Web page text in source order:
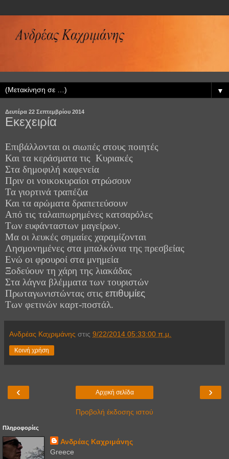
▼
Δευτέρα 22 Σεπτεμβρίου 2014
Εκεχειρία
Επιβάλλονται οι σιωπές στους ποιητές
Και τα κεράσματα τις Κυριακές
Στα δημοφιλή καφενεία
Πριν οι νοικοκυραίοι στρώσουν
Τα γιορτινά τραπέζια
Και τα αρώματα δραπετεύσουν
Από τις ταλαιπωρημένες κατσαρόλες
Των ευφάνταστων μαγείρων.
Μα οι λευκές σημαίες χαραμίζονται
Λησμονημένες στα μπαλκόνια της πρεσβείας
Ενώ οι φρουροί στα μνημεία
Ξοδεύουν τη χάρη της λιακάδας
Στα λάγνα βλέμματα των τουριστών
Πρωταγωνιστώντας στις επιθυμίες
Των φετινών καρτ-ποστάλ.
Ανδρέας Καχριμάνης στις 9/22/2014 05:33:00 π.μ.
Κοινή χρήση
‹ ›
Αρχική σελίδα
Προβολή έκδοσης ιστού
Πληροφορίες
Ανδρέας Καχριμάνης
Greece